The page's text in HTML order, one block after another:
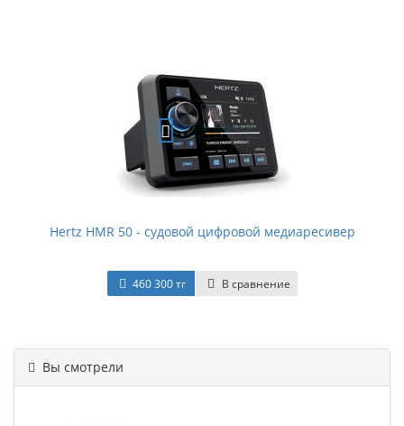
Hertz HMR 50 - судовой цифровой медиаресивер
460 300 тг В сравнение
Вы смотрели